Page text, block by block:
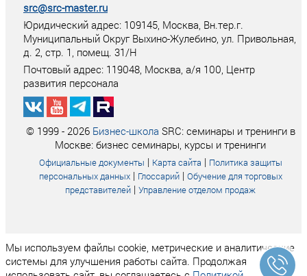
src@src-master.ru
Юридический адрес: 109145, Москва, Вн.тер.г.
Муниципальный Округ Выхино-Жулебино, ул. Привольная,
д. 2, стр. 1, помещ. 31/Н
Почтовый адрес: 119048, Москва, а/я 100, Центр
развития персонала
© 1999 - 2026 Бизнес-школа SRC: семинары и тренинги в
Москве: бизнес семинары, курсы и тренинги
Официальные документы | Карта сайта | Политика защиты
персональных данных| Глоссарий| Обучение для торговых
представителей | Управление отделом продаж
Мы используем файлы cookie, метрические и аналитические
системы для улучшения работы сайта. Продолжая